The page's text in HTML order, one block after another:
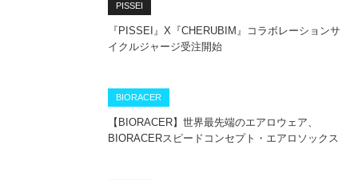
PISSEI
『PISSEI』X『CHERUBIM』コラボレーションサ
イクルジャージ受注開始
BIORACER
【BIORACER】世界最先端のエアロウェア、
BIORACERスピードコンセプト・エアロソックス